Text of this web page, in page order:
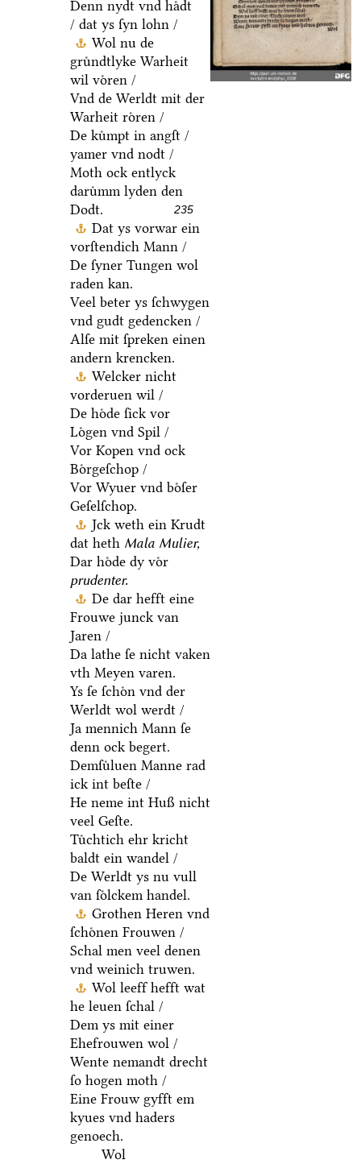
Denn nydt vnd haͤdt
/ dat ys ſyn lohn /
Wol nu de
gruͤndtlyke Warheit
wil voͤren /
Vnd de Werldt mit der
Warheit roͤren /
De kuͤmpt in angſt /
yamer vnd nodt /
Moth ock entlyck
daruͤmm lyden den
Dodt.
235
Dat ys vorwar ein
vorſtendich Mann /
De ſyner Tungen wol
raden kan.
Veel beter ys ſchwygen
vnd gudt gedencken /
Alſe mit ſpreken einen
andern krencken.
Welcker nicht
vorderuen wil /
De hoͤde ſick vor
Loͤgen vnd Spil /
Vor Kopen vnd ock
Boͤrgeſchop /
Vor Wyuer vnd boͤſer
Geſelſchop.
Jck weth ein Krudt
dat heth Mala Mulier,
Dar hoͤde dy voͤr
prudenter.
De dar hefft eine
Frouwe junck van
Jaren /
Da lathe ſe nicht vaken
vth Meyen varen.
Ys ſe ſchoͤn vnd der
Werldt wol werdt /
Ja mennich Mann ſe
denn ock begert.
Demſuͤluen Manne rad
ick int beſte /
He neme int Huß nicht
veel Geſte.
Tuͤchtich ehr kricht
baldt ein wandel /
De Werldt ys nu vull
van ſoͤlckem handel.
Grothen Heren vnd
ſchoͤnen Frouwen /
Schal men veel denen
vnd weinich truwen.
Wol leeff hefft wat
he leuen ſchal /
Dem ys mit einer
Ehefrouwen wol /
Wente nemandt drecht
ſo hogen moth /
Eine Frouw gyfft em
kyues vnd haders
genoech.
Wol